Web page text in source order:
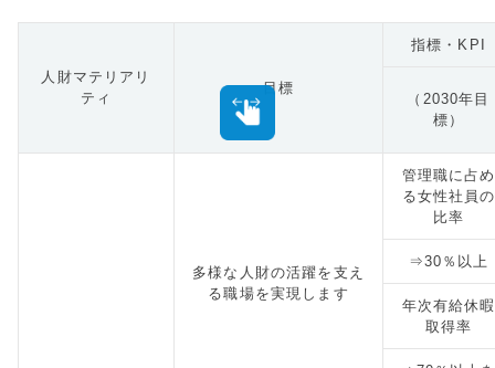
人財マテリアリ
ティ
目標
指標・KPI
（2030年目
標）
多様な人財の活躍を支え
る職場を実現します
管理職に占め
る女性社員の
比率
⇒30％以上
年次有給休暇
取得率